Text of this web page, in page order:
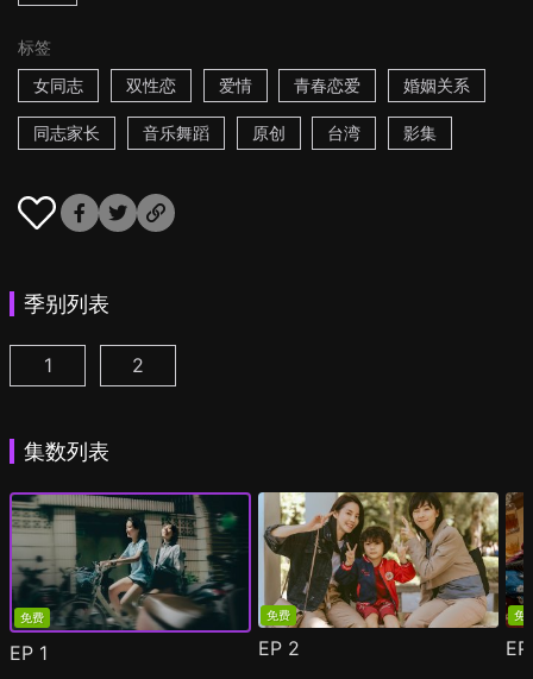
标签
女同志
双性恋 爱情 青春恋爱 婚姻关系
同志家长 音乐舞蹈 原创 台湾 影集
季别列表
第一次遇见花香的那刻 第1季 第1集
1 第一次遇见花香的那刻 第2季 第1集
2
集数列表
免费
EP 1
免费
EP 2
免